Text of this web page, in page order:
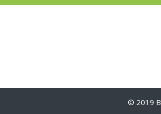
© 2019